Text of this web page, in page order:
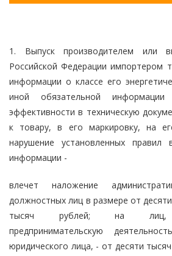
1. Выпуск производителем или
Российской Федерации импортером
информации о классе его
иной обязательной информации
эффективности в техническую
к товару, в его маркировку, на
нарушение установленных правил
информации -
влечет наложение
должностных лиц в размере от
тысяч рублей; на лиц,
предпринимательскую
юридического лица, - от десяти